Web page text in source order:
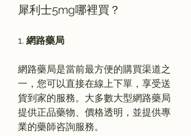
犀利士5mg哪裡買？
1. 網路藥局
網路藥局是當前最方便的購買渠道之
一，您可以直接在線上下單，享受送
貨到家的服務。大多數大型網路藥局
提供正品藥物、價格透明，並提供專
業的藥師咨詢服務。